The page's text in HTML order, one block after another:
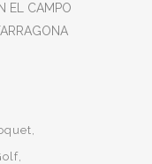
EL CAMPO